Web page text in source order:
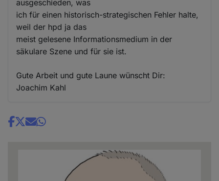
ausgeschieden, was
ich für einen historisch-strategischen Fehler halte,
weil der hpd ja das
meist gelesene Informationsmedium in der
säkulare Szene und für sie ist.
Gute Arbeit und gute Laune wünscht Dir:
Joachim Kahl
Share